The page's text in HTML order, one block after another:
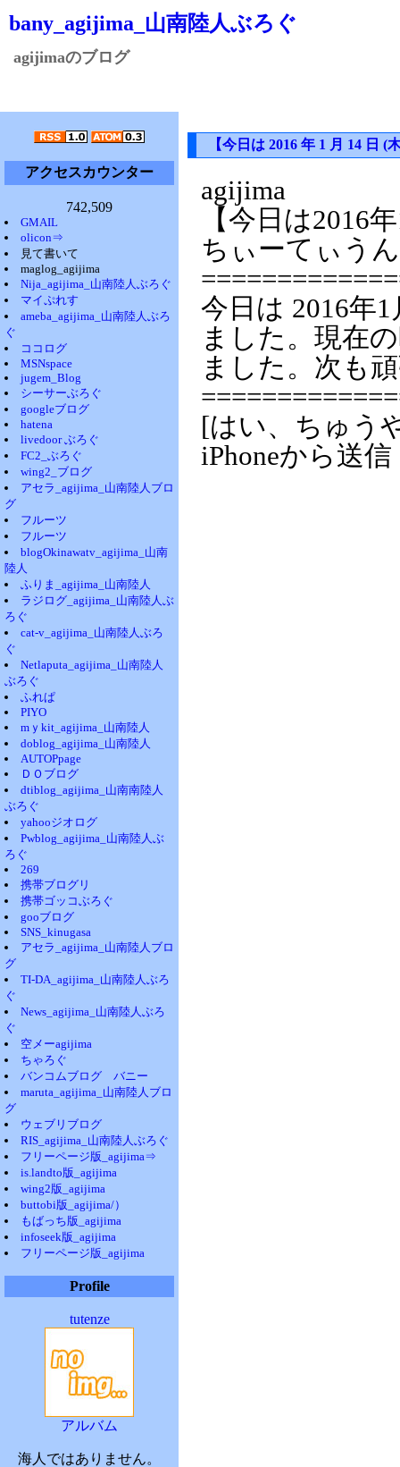
bany_agijima_山南陸人ぶろぐ
agijimaのブログ
アクセスカウンター
742,509
GMAIL
olicon⇒
見て書いて
maglog_agijima
Nija_agijima_山南陸人ぶろぐ
マイぷれす
ameba_agijima_山南陸人ぶろ
ぐ
ココログ
MSNspace
jugem_Blog
シーサーぶろぐ
googleブログ
hatena
livedoor ぶろぐ
FC2_ぶろぐ
wing2_ブログ
アセラ_agijima_山南陸人ブロ
グ
フルーツ
フルーツ
blogOkinawatv_agijima_山南
陸人
ふりま_agijima_山南陸人
ラジログ_agijima_山南陸人ぶ
ろぐ
cat-v_agijima_山南陸人ぶろ
ぐ
Netlaputa_agijima_山南陸人
ぶろぐ
ふれぱ
PIYO
mｙkit_agijima_山南陸人
doblog_agijima_山南陸人
AUTOPpage
ＤＯブログ
dtiblog_agijima_山南南陸人
ぶろぐ
yahooジオログ
Pwblog_agijima_山南陸人ぶ
ろぐ
269
携帯ブログリ
携帯ゴッコぶろぐ
gooブログ
SNS_kinugasa
アセラ_agijima_山南陸人ブロ
グ
TI-DA_agijima_山南陸人ぶろ
ぐ
News_agijima_山南陸人ぶろ
ぐ
空メーagijima
ちゃろぐ
バンコムブログ バニー
maruta_agijima_山南陸人ブロ
グ
ウェブリブログ
RIS_agijima_山南陸人ぶろぐ
フリーページ版_agijima⇒
is.landto版_agijima
wing2版_agijima
buttobi版_agijima/）
もばっち版_agijima
infoseek版_agijima
フリーページ版_agijima
Profile
tutenze
アルバム
海人ではありません。
【今日は 2016 年 1 月 14 日
agijima
【今日は2016
ちぃーてぃう
今日は 2016年
ました。現在
ました。次も
[はい、ちゅう
iPhoneから送信